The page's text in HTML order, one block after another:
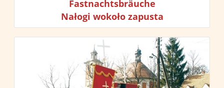
Fastnachtsbräuche
Nałogi wokoło zapusta